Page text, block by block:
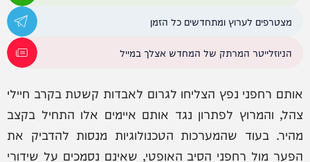
מצטרפים לערוץ ומתחדשים כל הזמן
הניוזלייטר המרתק של המחדש אצלך במייל
אותם רחפני נפץ הצליחו לגרום לאבדות קשטת בקרב חיילי
צהל, והמרוץ לפתרון נגד אותם איימים אלו התחיל בקצב
מהיר. בעוד שהמערכות הטכנולוגיות מנסות להדביק את
הפער מול רחפני הסיב האופטי, שאינם נסמכים על שידורי